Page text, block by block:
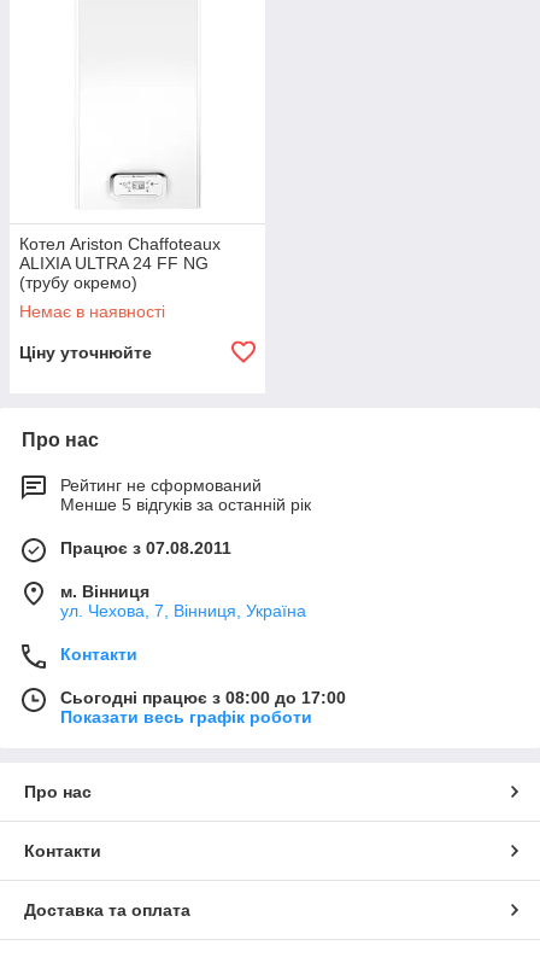
Котел Ariston Chaffoteaux
ALIXIA ULTRA 24 FF NG
(трубу окремо)
Немає в наявності
Ціну уточнюйте
Про нас
Рейтинг не сформований
Менше 5 відгуків за останній рік
Працює з 07.08.2011
м. Вінниця
ул. Чехова, 7, Вінниця, Україна
Контакти
Сьогодні працює з 08:00 до 17:00
Показати весь графік роботи
Про нас
Контакти
Доставка та оплата